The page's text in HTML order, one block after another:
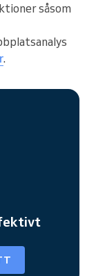
såsom
.